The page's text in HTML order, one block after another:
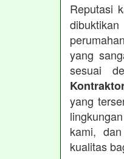
Reputasi
yang
sesuai
yang
kami,
kualitas